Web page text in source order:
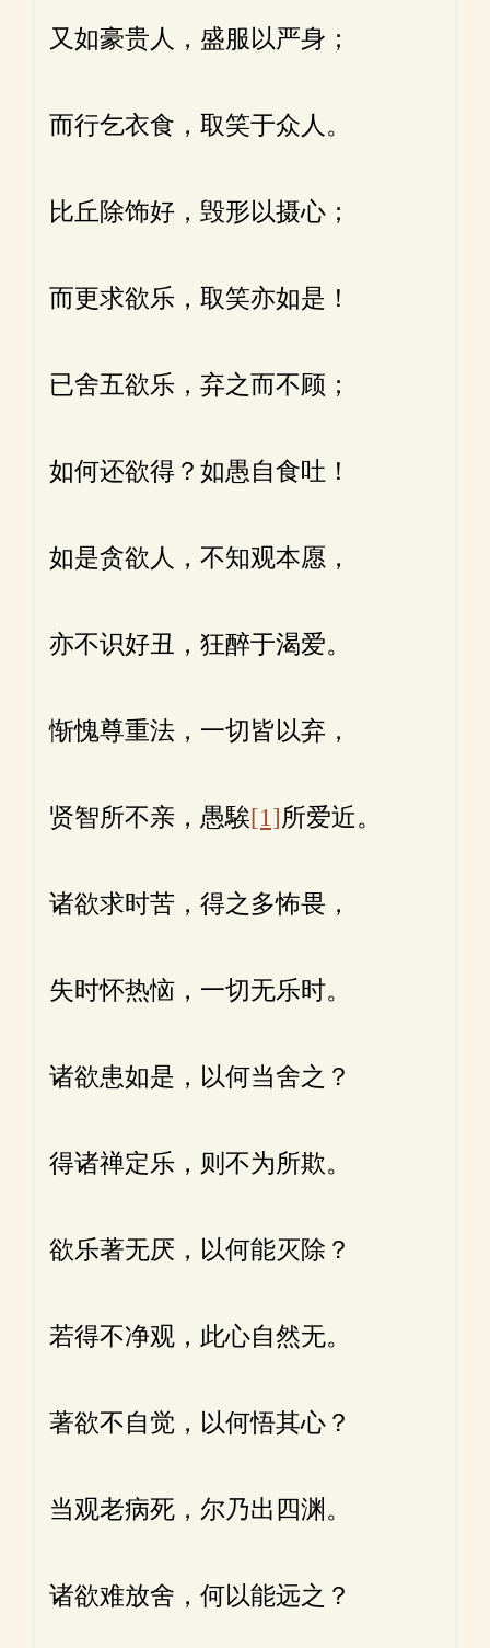
又如豪贵人，盛服以严身；
而行乞衣食，取笑于众人。
比丘除饰好，毁形以摄心；
而更求欲乐，取笑亦如是！
已舍五欲乐，弃之而不顾；
如何还欲得？如愚自食吐！
如是贪欲人，不知观本愿，
亦不识好丑，狂醉于渴爱。
惭愧尊重法，一切皆以弃，
贤智所不亲，愚騃[1]所爱近。
诸欲求时苦，得之多怖畏，
失时怀热恼，一切无乐时。
诸欲患如是，以何当舍之？
得诸禅定乐，则不为所欺。
欲乐著无厌，以何能灭除？
若得不净观，此心自然无。
著欲不自觉，以何悟其心？
当观老病死，尔乃出四渊。
诸欲难放舍，何以能远之？